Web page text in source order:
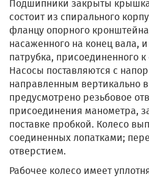
Подшипники закрыты
состоит из спирального
фланцу опорного
насаженного на конец вала,
патрубка, присоединенного
Насосы поставляются с
направленным вертикально
предусмотрено резьбовое
присоединения манометра,
поставке пробкой. Колесо
соединенных лопатками;
отверстием.
Рабочее колесо имеет